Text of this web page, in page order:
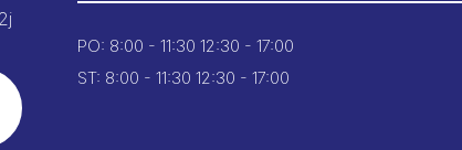
PO: 8:00 - 11:30 12:30 - 17:00
ST: 8:00 - 11:30 12:30 - 17:00